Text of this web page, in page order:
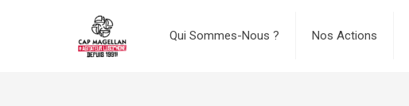
Qui Sommes-Nous ? Nos Actions